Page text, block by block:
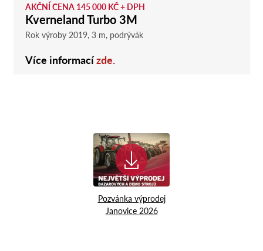
AKČNÍ CENA 145 000 KČ + DPH
Kverneland Turbo 3M
Rok výroby 2019, 3 m, podrývák
Více informacízde.
Pozvánka výprodej
Janovice 2026